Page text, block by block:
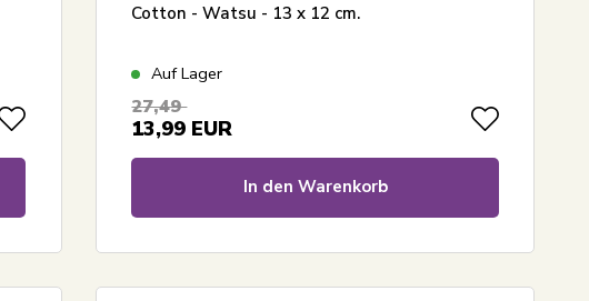
Cotton - Watsu - 13 x 12 cm.
Auf Lager
27,49
13,99 EUR
In den Warenkorb